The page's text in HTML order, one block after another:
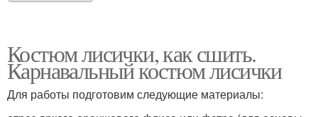
Костюм лисички, как сшить.
Карнавальный костюм лисички
Для работы подготовим следующие материалы: